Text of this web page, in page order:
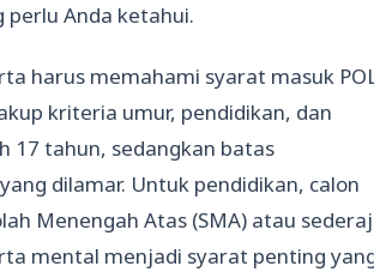
perlu Anda ketahui.
harus memahami syarat masuk
kriteria umur, pendidikan, dan
17 tahun, sedangkan batas
dilamar. Untuk pendidikan, calon
Menengah Atas (SMA) atau
mental menjadi syarat penting